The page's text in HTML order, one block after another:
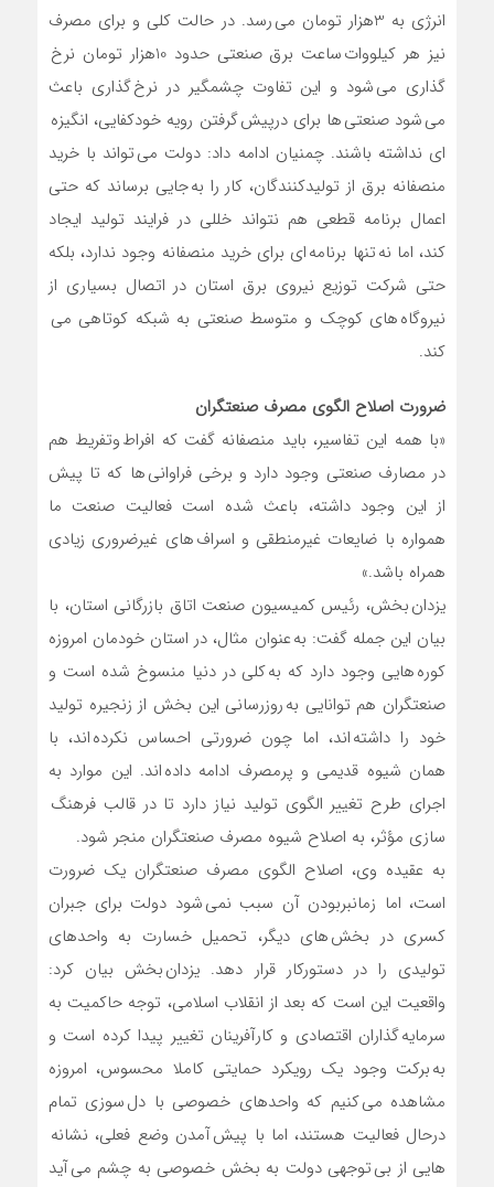
انرژی به 3هزار تومان می رسد. در حالت کلی و برای مصرف
نیز هر کیلووات ساعت برق صنعتی حدود 10هزار تومان نرخ
گذاری می شود و این تفاوت چشمگیر در نرخ گذاری باعث
می شود صنعتی ها برای درپیش گرفتن رویه خودکفایی، انگیزه
ای نداشته باشند. چمنیان ادامه داد: دولت می تواند با خرید
منصفانه برق از تولیدکنندگان، کار را به جایی برساند که حتی
اعمال برنامه قطعی هم نتواند خللی در فرایند تولید ایجاد
کند، اما نه تنها برنامه ای برای خرید منصفانه وجود ندارد، بلکه
حتی شرکت توزیع نیروی برق استان در اتصال بسیاری از
نیروگاه های کوچک و متوسط صنعتی به شبکه کوتاهی می
کند.
ضرورت اصلاح الگوی مصرف صنعتگران
«با همه این تفاسیر، باید منصفانه گفت که افراط وتفریط هم
در مصارف صنعتی وجود دارد و برخی فراوانی ها که تا پیش
از این وجود داشته، باعث شده است فعالیت صنعت ما
همواره با ضایعات غیرمنطقی و اسراف های غیرضروری زیادی
همراه باشد.»
یزدان بخش، رئیس کمیسیون صنعت اتاق بازرگانی استان، با
بیان این جمله گفت: به عنوان مثال، در استان خودمان امروزه
کوره هایی وجود دارد که به کلی در دنیا منسوخ شده است و
صنعتگران هم توانایی به روزرسانی این بخش از زنجیره تولید
خود را داشته اند، اما چون ضرورتی احساس نکرده اند، با
همان شیوه قدیمی و پرمصرف ادامه داده اند. این موارد به
اجرای طرح تغییر الگوی تولید نیاز دارد تا در قالب فرهنگ
سازی مؤثر، به اصلاح شیوه مصرف صنعتگران منجر شود.
به عقیده وی، اصلاح الگوی مصرف صنعتگران یک ضرورت
است، اما زمان‎بربودن آن سبب نمی شود دولت برای جبران
کسری در بخش های دیگر، تحمیل خسارت به واحدهای
تولیدی را در دستورکار قرار دهد. یزدان بخش بیان کرد:
واقعیت این است که بعد از انقلاب اسلامی، توجه حاکمیت به
سرمایه گذاران اقتصادی و کارآفرینان تغییر پیدا کرده است و
به برکت وجود یک رویکرد حمایتی کاملا محسوس، امروزه
مشاهده می کنیم که واحدهای خصوصی با دل سوزی تمام
درحال فعالیت هستند، اما با پیش آمدن وضع فعلی، نشانه
هایی از بی توجهی دولت به بخش خصوصی به چشم می آید